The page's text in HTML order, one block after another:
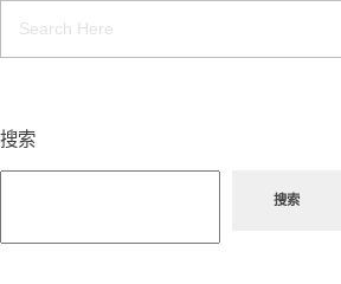
搜索
搜索